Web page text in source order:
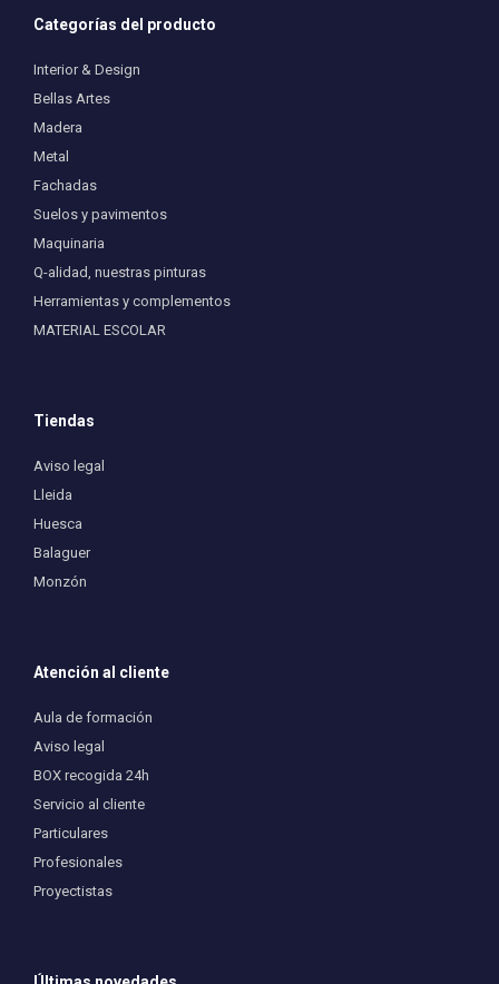
Categorías del producto
Interior & Design
Bellas Artes
Madera
Metal
Fachadas
Suelos y pavimentos
Maquinaria
Q-alidad, nuestras pinturas
Herramientas y complementos
MATERIAL ESCOLAR
Tiendas
Aviso legal
Lleida
Huesca
Balaguer
Monzón
Atención al cliente
Aula de formación
Aviso legal
BOX recogida 24h
Servicio al cliente
Particulares
Profesionales
Proyectistas